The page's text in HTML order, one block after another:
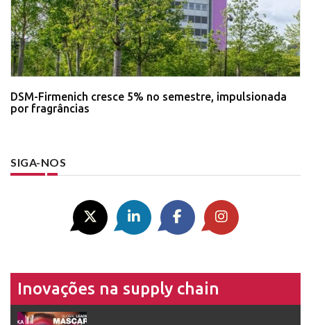
DSM-Firmenich cresce 5% no semestre, impulsionada
por fragrâncias
SIGA-NOS
Inovações na supply chain